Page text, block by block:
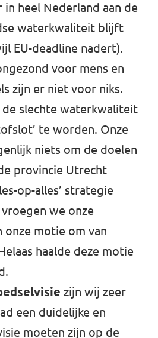
heel Nederland aan de
waterkwaliteit blijft
EU-deadline nadert).
voor mens en
zijn er niet voor niks.
slechte waterkwaliteit
te worden. Onze
niets om de doelen
provincie Utrecht
op-alles’ strategie
we onze
motie om van
haalde deze motie
zijn wij zeer
een duidelijke en
moeten zijn op de